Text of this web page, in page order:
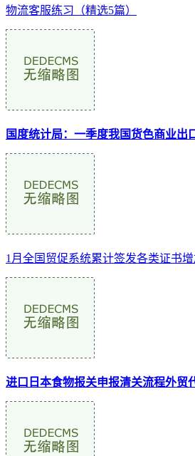
物流客服练习（精选5篇）
国度统计局：一季度我国货色商业出
1月全国贸促系统累计签发各类证书增
进口日本食物报关申报清关流程外贸